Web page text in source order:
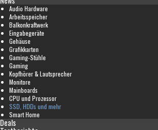
Audio Hardware
Arbeitsspeicher
Balkonkraftwerk
Eingabegeräte
Gehäuse
Grafikkarten
Gaming-Stühle
Gaming
Kopfhörer & Lautsprecher
Monitore
Mainboards
CPU und Prozessor
SSD, HDDs und mehr
Smart Home
Deals